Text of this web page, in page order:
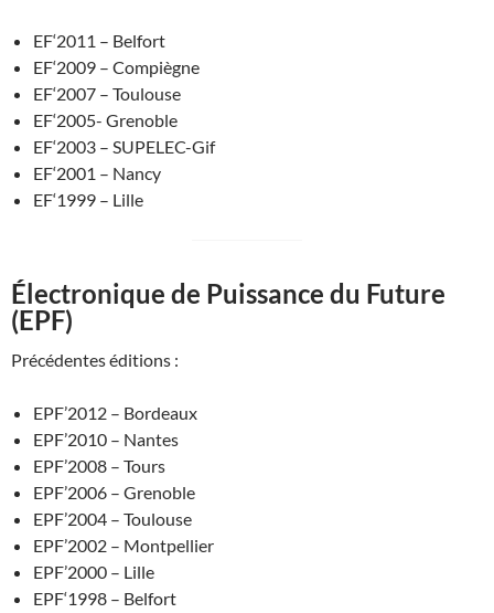
EF‘2011 – Belfort
EF‘2009 – Compiègne
EF‘2007 – Toulouse
EF‘2005- Grenoble
EF‘2003 – SUPELEC-Gif
EF‘2001 – Nancy
EF‘1999 – Lille
Électronique de Puissance du Future
(EPF)
Précédentes éditions :
EPF’2012 – Bordeaux
EPF’2010 – Nantes
EPF’2008 – Tours
EPF’2006 – Grenoble
EPF’2004 – Toulouse
EPF’2002 – Montpellier
EPF’2000 – Lille
EPF‘1998 – Belfort